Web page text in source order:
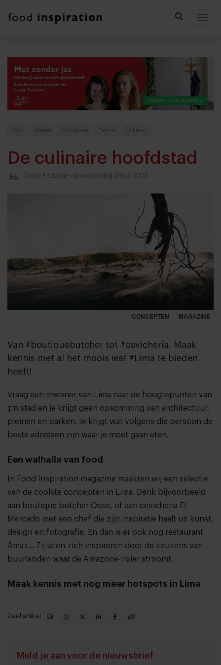
Food Steden Concepten Trends 1 min
De culinaire hoofdstad
Door Redactie op woensdag 20 juli 2016
CONCEPTEN MAGAZINE
Van #boutiquebutcher tot #cevicheria. Maak
kennis met al het moois wat #Lima te bieden
heeft!
Vraag een inwoner van Lima naar de hoogtepunten van
z’n stad en je krijgt geen opsomming van architectuur,
pleinen en parken. Je krijgt wat volgens die persoon de
beste adressen zijn waar je moet gaan eten.
Een walhalla van food
In Food Inspiration magazine maakten wij een selectie
van de coolste concepten in Lima. Denk bijvoorbeeld
aan boutique butcher Osso, of aan cevicheria El
Mercado met een chef die zijn inspiratie haalt uit kunst,
design en fotografie. En dan is er ook nog restaurant
Ámaz... Zij laten zich inspireren door de keukens van
buurlanden waar de Amazone-rivier stroomt.
Maak kennis met nog meer hotspots in Lima
Deel artikel
Meld je aan voor de nieuwsbrief